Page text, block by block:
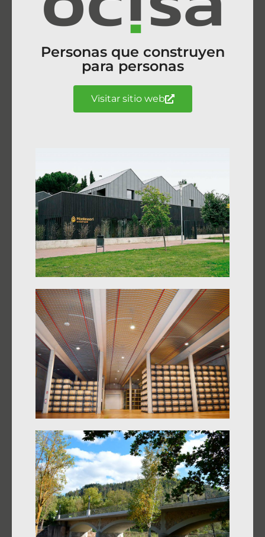
Personas que construyen
para personas
Visitar sitio web